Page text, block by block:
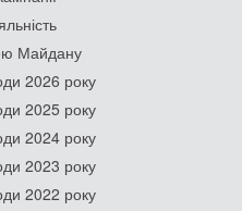
Майдану
2026 року
2025 року
2024 року
2023 року
2022 року